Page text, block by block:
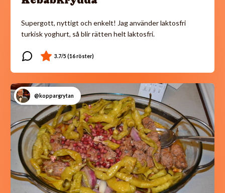
Supergott, nyttigt och enkelt! Jag använder laktosfri
turkisk yoghurt, så blir rätten helt laktosfri.
@koppargrytan